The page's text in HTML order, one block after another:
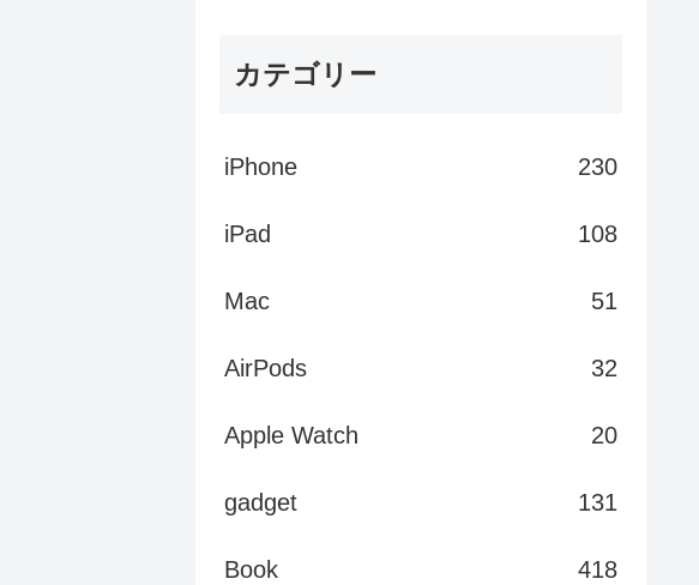
カテゴリー
iPhone 230
iPad 108
Mac 51
AirPods 32
Apple Watch 20
gadget 131
Book 418